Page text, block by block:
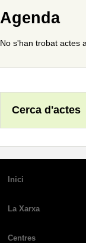
Agenda
No s'han trobat actes
Cerca d'actes
Inici
La Xarxa
Centres